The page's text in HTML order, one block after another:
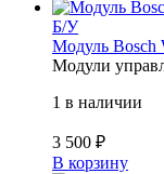
Б/У
Модуль Bosch
Модули
1 в наличии
3 500 ₽
В корзину